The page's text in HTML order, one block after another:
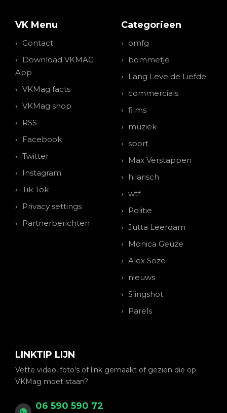
VK Menu
Contact
Download VKMAG
App
VKMag facts
VKMag shop
RSS
Facebook
Twitter
Instagram
Tik Tok
Privacy settings
Partnerberichten
Categorieen
omfg
bommetje
Lang Leve de Liefde
commercials
films
muziek
sport
Max Verstappen
hilarisch
wtf
Politie
Jutta Leerdam
Monica Geuze
Alex Soze
nieuws
Slingshot
Parels
LINKTIP LIJN
Vette video, foto's of link gemaakt of gezien die op
VKMag moet staan?
06 590 590 72